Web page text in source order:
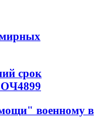
мирных
срок
4899
военному в